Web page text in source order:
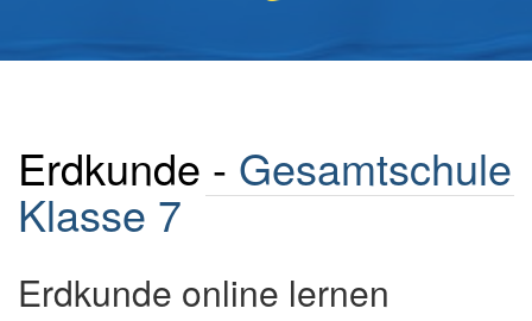
Erdkunde - Gesamtschule
Klasse 7
Erdkunde online lernen